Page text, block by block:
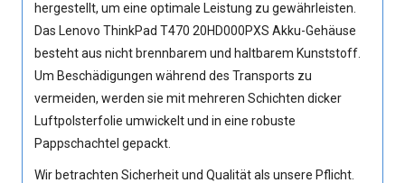
hergestellt, um eine optimale Leistung zu gewährleisten.
Das Lenovo ThinkPad T470 20HD000PXS Akku-Gehäuse
besteht aus nicht brennbarem und haltbarem Kunststoff.
Um Beschädigungen während des Transports zu
vermeiden, werden sie mit mehreren Schichten dicker
Luftpolsterfolie umwickelt und in eine robuste
Pappschachtel gepackt.
Wir betrachten Sicherheit und Qualität als unsere Pflicht.